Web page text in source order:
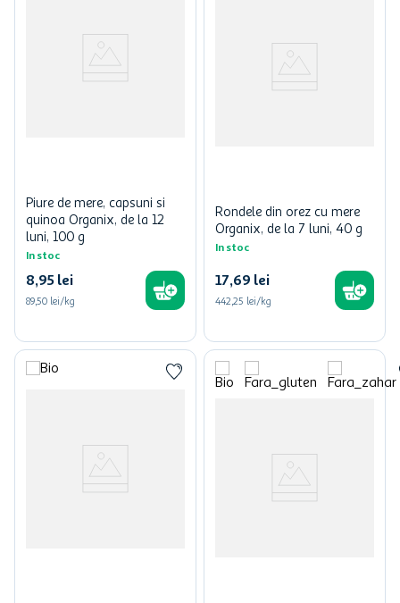
Piure de mere, capsuni si
quinoa Organix, de la 12
luni, 100 g
In stoc
8,95 lei
89,50 lei/kg
Rondele din orez cu mere
Organix, de la 7 luni, 40 g
In stoc
17,69 lei
442,25 lei/kg